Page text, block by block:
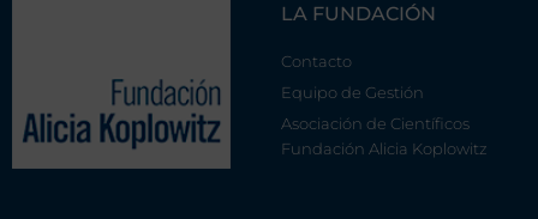
LA FUNDACIÓN
Contacto
Equipo de Gestión
Asociación de Científicos
Fundación Alicia Koplowitz